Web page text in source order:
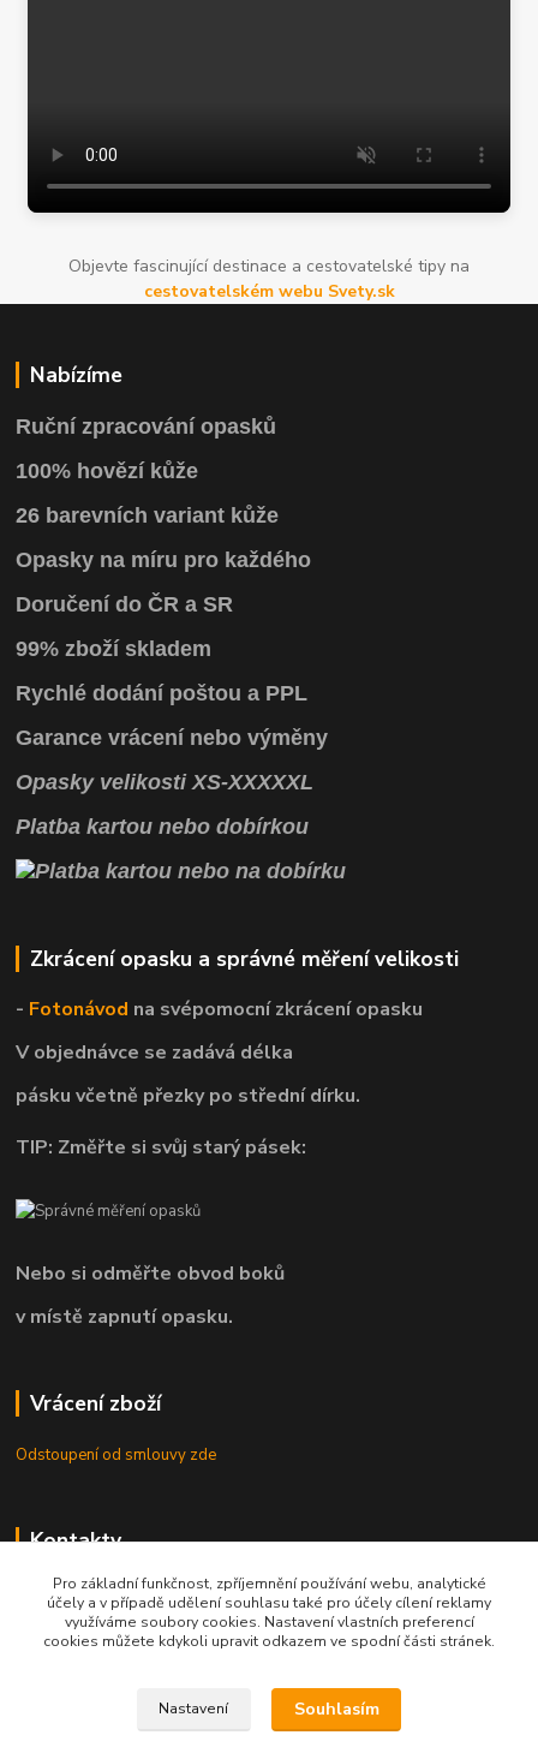
Objevte fascinující destinace a cestovatelské tipy na
cestovatelském webu Svety.sk
Nabízíme
Ruční zpracování opasků
100% hovězí kůže
26 barevních variant kůže
Opasky na míru pro každého
Doručení do ČR a SR
99% zboží skladem
Rychlé dodání poštou a PPL
Garance vrácenínebo výměny
OpaskyvelikostiXS-XXXXXL
Platba kartou nebo dobírkou
Zkrácení opasku a správné měření velikosti
- Fotonávod na svépomocnízkrácení opasku
V objednávce se zadává délka
pásku včetně přezky po střední dírku.
TIP: Změřte si svůj starý pásek:
Nebo si odměřte obvod boků
v místě zapnutí opasku.
Vrácení zboží
Odstoupení od smlouvy zde
Kontakty
8.00 - 22.00 / info@opasky.biz
Pro základní funkčnost, zpříjemnění používání webu, analytické
účely a v případě udělení souhlasu také pro účely cílení reklamy
využíváme soubory cookies. Nastavení vlastních preferencí
cookies můžete kdykoli upravit odkazem ve spodní části stránek.
Nastavení Souhlasím